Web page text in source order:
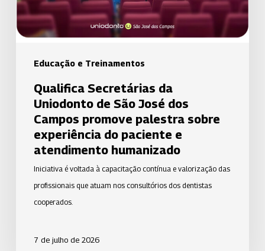
Educação e Treinamentos
dos
Campos
palestra
experiência
paciente
humanizado
Qualifica Secretárias da
Uniodonto de São José dos
Campos promove palestra sobre
experiência do paciente e
atendimento humanizado
Iniciativa é voltada à capacitação contínua e valorização das
profissionais que atuam nos consultórios dos dentistas
cooperados.
7 de julho de 2026